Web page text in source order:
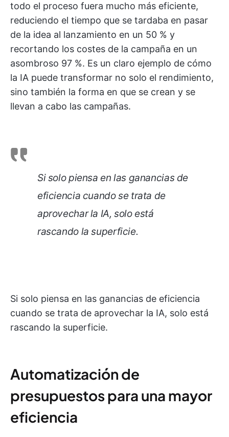
todo el proceso fuera mucho más eficiente,
reduciendo el tiempo que se tardaba en pasar
de la idea al lanzamiento en un 50 % y
recortando los costes de la campaña en un
asombroso 97 %. Es un claro ejemplo de cómo
la IA puede transformar no solo el rendimiento,
sino también la forma en que se crean y se
llevan a cabo las campañas.
Si solo piensa en las ganancias de
eficiencia cuando se trata de
aprovechar la IA, solo está
rascando la superficie.
Si solo piensa en las ganancias de eficiencia
cuando se trata de aprovechar la IA, solo está
rascando la superficie.
Automatización de
presupuestos para una mayor
eficiencia